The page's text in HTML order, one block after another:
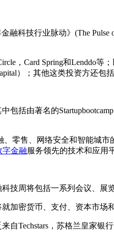
科技行业脉动》(The Pulse
Card Spring和Lenddo等；
）；其他这类投资方还包括
由著名的
售、网络安全和智能城市
字金融服务领先的技术和应用
周将包括一系列会议、展
密货币、支付、资本市场
，苏格兰皇家银行